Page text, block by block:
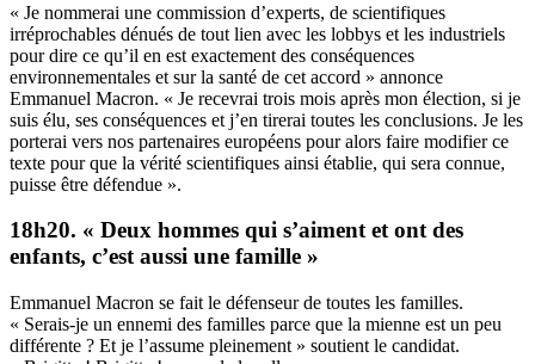
« Je nommerai une commission d’experts, de scientifiques
irréprochables dénués de tout lien avec les lobbys et les industriels
pour dire ce qu’il en est exactement des conséquences
environnementales et sur la santé de cet accord » annonce
Emmanuel Macron. « Je recevrai trois mois après mon élection, si je
suis élu, ses conséquences et j’en tirerai toutes les conclusions. Je les
porterai vers nos partenaires européens pour alors faire modifier ce
texte pour que la vérité scientifiques ainsi établie, qui sera connue,
puisse être défendue ».
18h20. « Deux hommes qui s’aiment et ont des
enfants, c’est aussi une famille »
Emmanuel Macron se fait le défenseur de toutes les familles.
« Serais-je un ennemi des familles parce que la mienne est un peu
différente ? Et je l’assume pleinement » soutient le candidat.